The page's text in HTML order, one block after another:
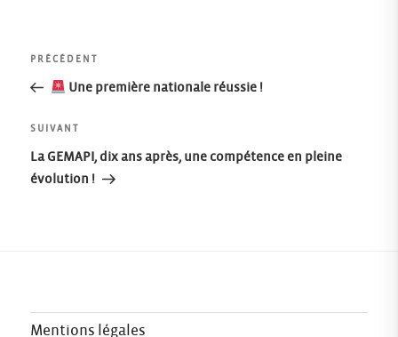
Navigation
l’article
Article
précédent
PRÉCÉDENT
Une première nationale réussie !
Article
suivant
SUIVANT
La GEMAPI, dix ans après, une compétence en pleine
évolution !
Mentions légales